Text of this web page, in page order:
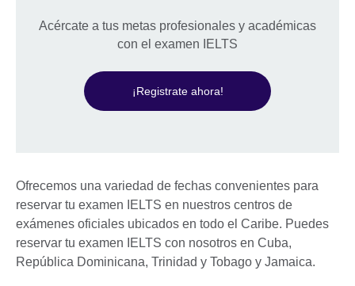
Acércate a tus metas profesionales y académicas
con el examen IELTS
¡Registrate ahora!
Ofrecemos una variedad de fechas convenientes para
reservar tu examen IELTS en nuestros centros de
exámenes oficiales ubicados en todo el Caribe. Puedes
reservar tu examen IELTS con nosotros en Cuba,
República Dominicana, Trinidad y Tobago y Jamaica.